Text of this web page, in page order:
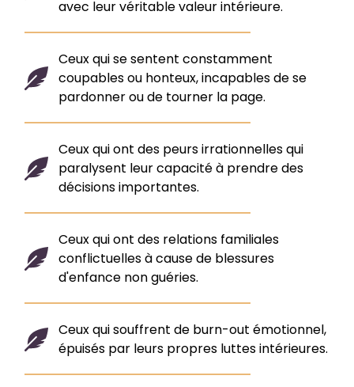
avec leur véritable valeur intérieure.
Ceux qui se sentent constamment
coupables ou honteux, incapables de se
pardonner ou de tourner la page.
Ceux qui ont des peurs irrationnelles qui
paralysent leur capacité à prendre des
décisions importantes.
Ceux qui ont des relations familiales
conflictuelles à cause de blessures
d'enfance non guéries.
Ceux qui souffrent de burn-out émotionnel,
épuisés par leurs propres luttes intérieures.